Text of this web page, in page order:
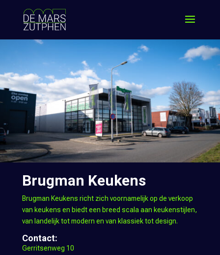
Brugman Keukens
Brugman Keukens richt zich voornamelijk op de verkoop
van keukens en biedt een breed scala aan keukenstijlen,
van landelijk tot modern en van klassiek tot design.
Contact:
Gerritsenweg 10